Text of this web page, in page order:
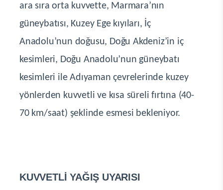
ara sıra orta kuvvette, Marmara’nın
güneybatısı, Kuzey Ege kıyıları, İç
Anadolu’nun doğusu, Doğu Akdeniz’in iç
kesimleri, Doğu Anadolu’nun güneybatı
kesimleri ile Adıyaman çevrelerinde kuzey
yönlerden kuvvetli ve kısa süreli fırtına (40-
70 km/saat) şeklinde esmesi bekleniyor.
KUVVETLİ YAĞIŞ UYARISI